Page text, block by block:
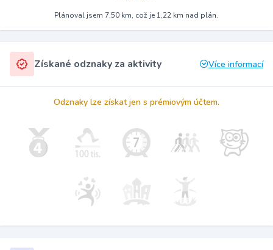
Plánoval jsem 7,50 km, což je 1,22 km nad plán.
Získané odznaky za aktivity Více informací
Odznaky lze získat jen s prémiovým účtem.